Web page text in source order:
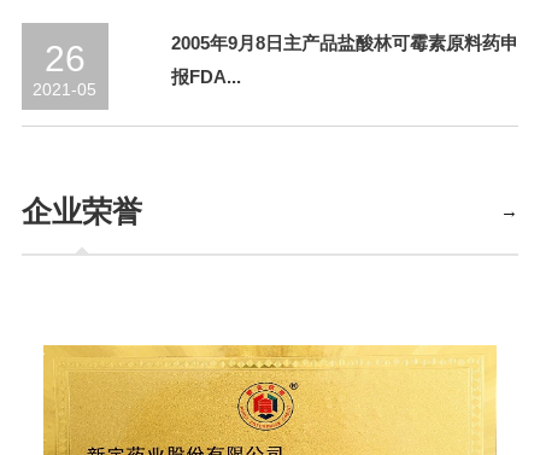
26
2021-05
2005年9月8日主产品盐酸林可霉素原料药申
报FDA...
企业荣誉 →